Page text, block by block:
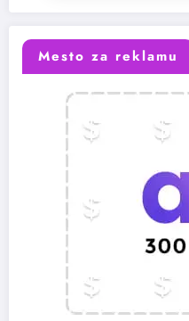
Mesto za reklamu